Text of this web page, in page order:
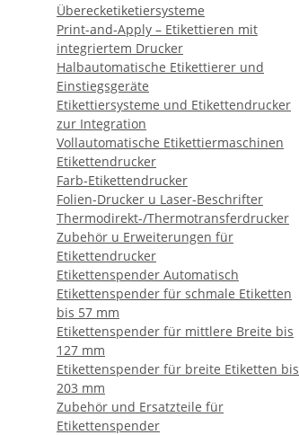
Überecketiketiersysteme
Print-and-Apply – Etikettieren mit
integriertem Drucker
Halbautomatische Etikettierer und
Einstiegsgeräte
Etikettiersysteme und Etikettendrucker
zur Integration
Vollautomatische Etikettiermaschinen
Etikettendrucker
Farb-Etikettendrucker
Folien-Drucker u Laser-Beschrifter
Thermodirekt-/Thermotransferdrucker
Zubehör u Erweiterungen für
Etikettendrucker
Etikettenspender Automatisch
Etikettenspender für schmale Etiketten
bis 57 mm
Etikettenspender für mittlere Breite bis
127 mm
Etikettenspender für breite Etiketten bis
203 mm
Zubehör und Ersatzteile für
Etikettenspender